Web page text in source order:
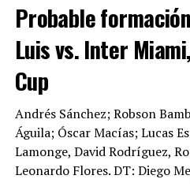
Probable
Luis vs. Inter
Cup
Andrés Sánchez; Robson
Águila; Óscar Macías; Lucas
Lamonge, David Rodríguez,
Leonardo Flores. DT: Diego